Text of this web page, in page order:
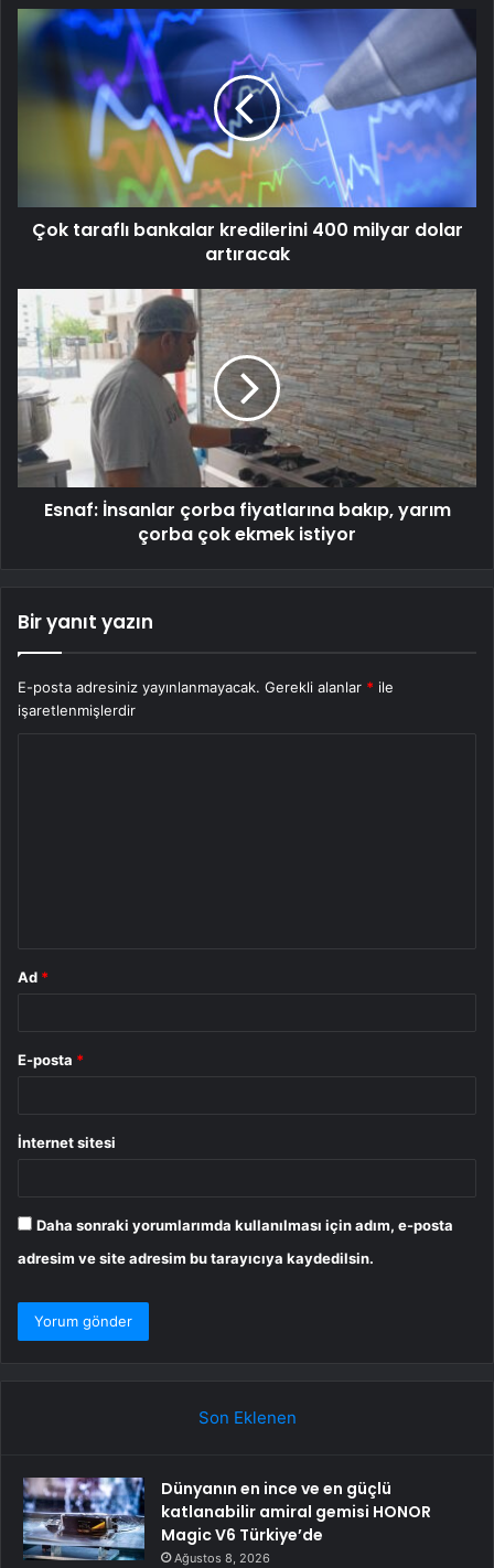
Çok taraflı bankalar kredilerini 400 milyar dolar
artıracak
Esnaf: İnsanlar çorba fiyatlarına bakıp, yarım
çorba çok ekmek istiyor
Bir yanıt yazın
E-posta adresiniz yayınlanmayacak. Gerekli alanlar * ile
işaretlenmişlerdir
Ad *
E-posta *
İnternet sitesi
Daha sonraki yorumlarımda kullanılması için adım, e-posta
adresim ve site adresim bu tarayıcıya kaydedilsin.
Son Eklenen
Dünyanın en ince ve en güçlü
katlanabilir amiral gemisi HONOR
Magic V6 Türkiye’de
Ağustos 8, 2026